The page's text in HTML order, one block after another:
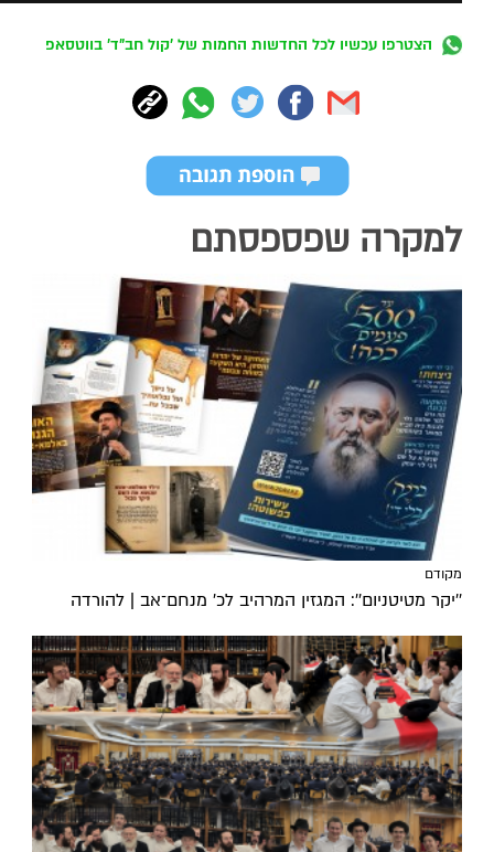
הצטרפו עכשיו לכל החדשות החמות של 'קול חב"ד' בווטסאפ
למקרה שפספסתם
מקודם
''יקר מטיטניום'': המגזין המרהיב לכ’ מנחם־אב | להורדה